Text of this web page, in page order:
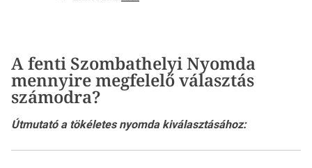
A fenti Szombathelyi Nyomda
mennyire megfelelő választás
számodra?
Útmutató a tökéletes nyomda kiválasztásához: